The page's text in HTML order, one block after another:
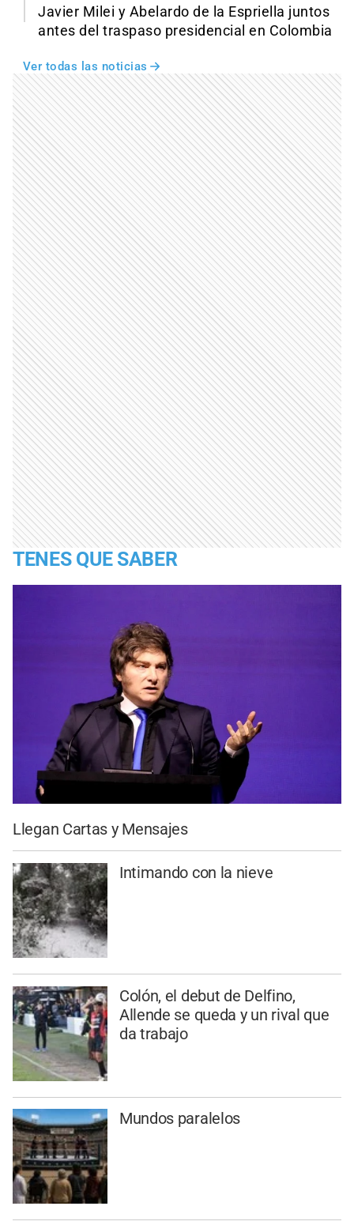
Javier Milei y Abelardo de la Espriella juntos
antes del traspaso presidencial en Colombia
Ver todas las noticias
TENES QUE SABER
Llegan Cartas y Mensajes
Intimando con la nieve
Colón, el debut de Delfino,
Allende se queda y un rival que
da trabajo
Mundos paralelos